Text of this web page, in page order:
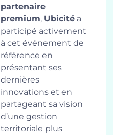
partenaire
premium, Ubicitéa
participé activement
à cet événement de
référence en
présentant ses
dernières
innovations et en
partageant sa vision
d’une gestion
territoriale plus